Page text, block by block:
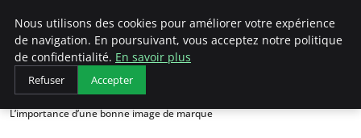
LECFCM
Accueil
Stratégies d'entrepreneuriat
L’importance d’une bonne image de marque
Nous utilisons des cookies pour améliorer votre expérience
de navigation. En poursuivant, vous acceptez notre politique
de confidentialité. En savoir plus
Refuser Accepter